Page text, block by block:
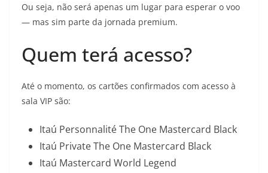
Ou seja, não será apenas um lugar para esperar o voo
— mas sim parte da jornada premium.
Quem terá acesso?
Até o momento, os cartões confirmados com acesso à
sala VIP são:
Itaú Personnalité The One Mastercard Black
Itaú Private The One Mastercard Black
Itaú Mastercard World Legend